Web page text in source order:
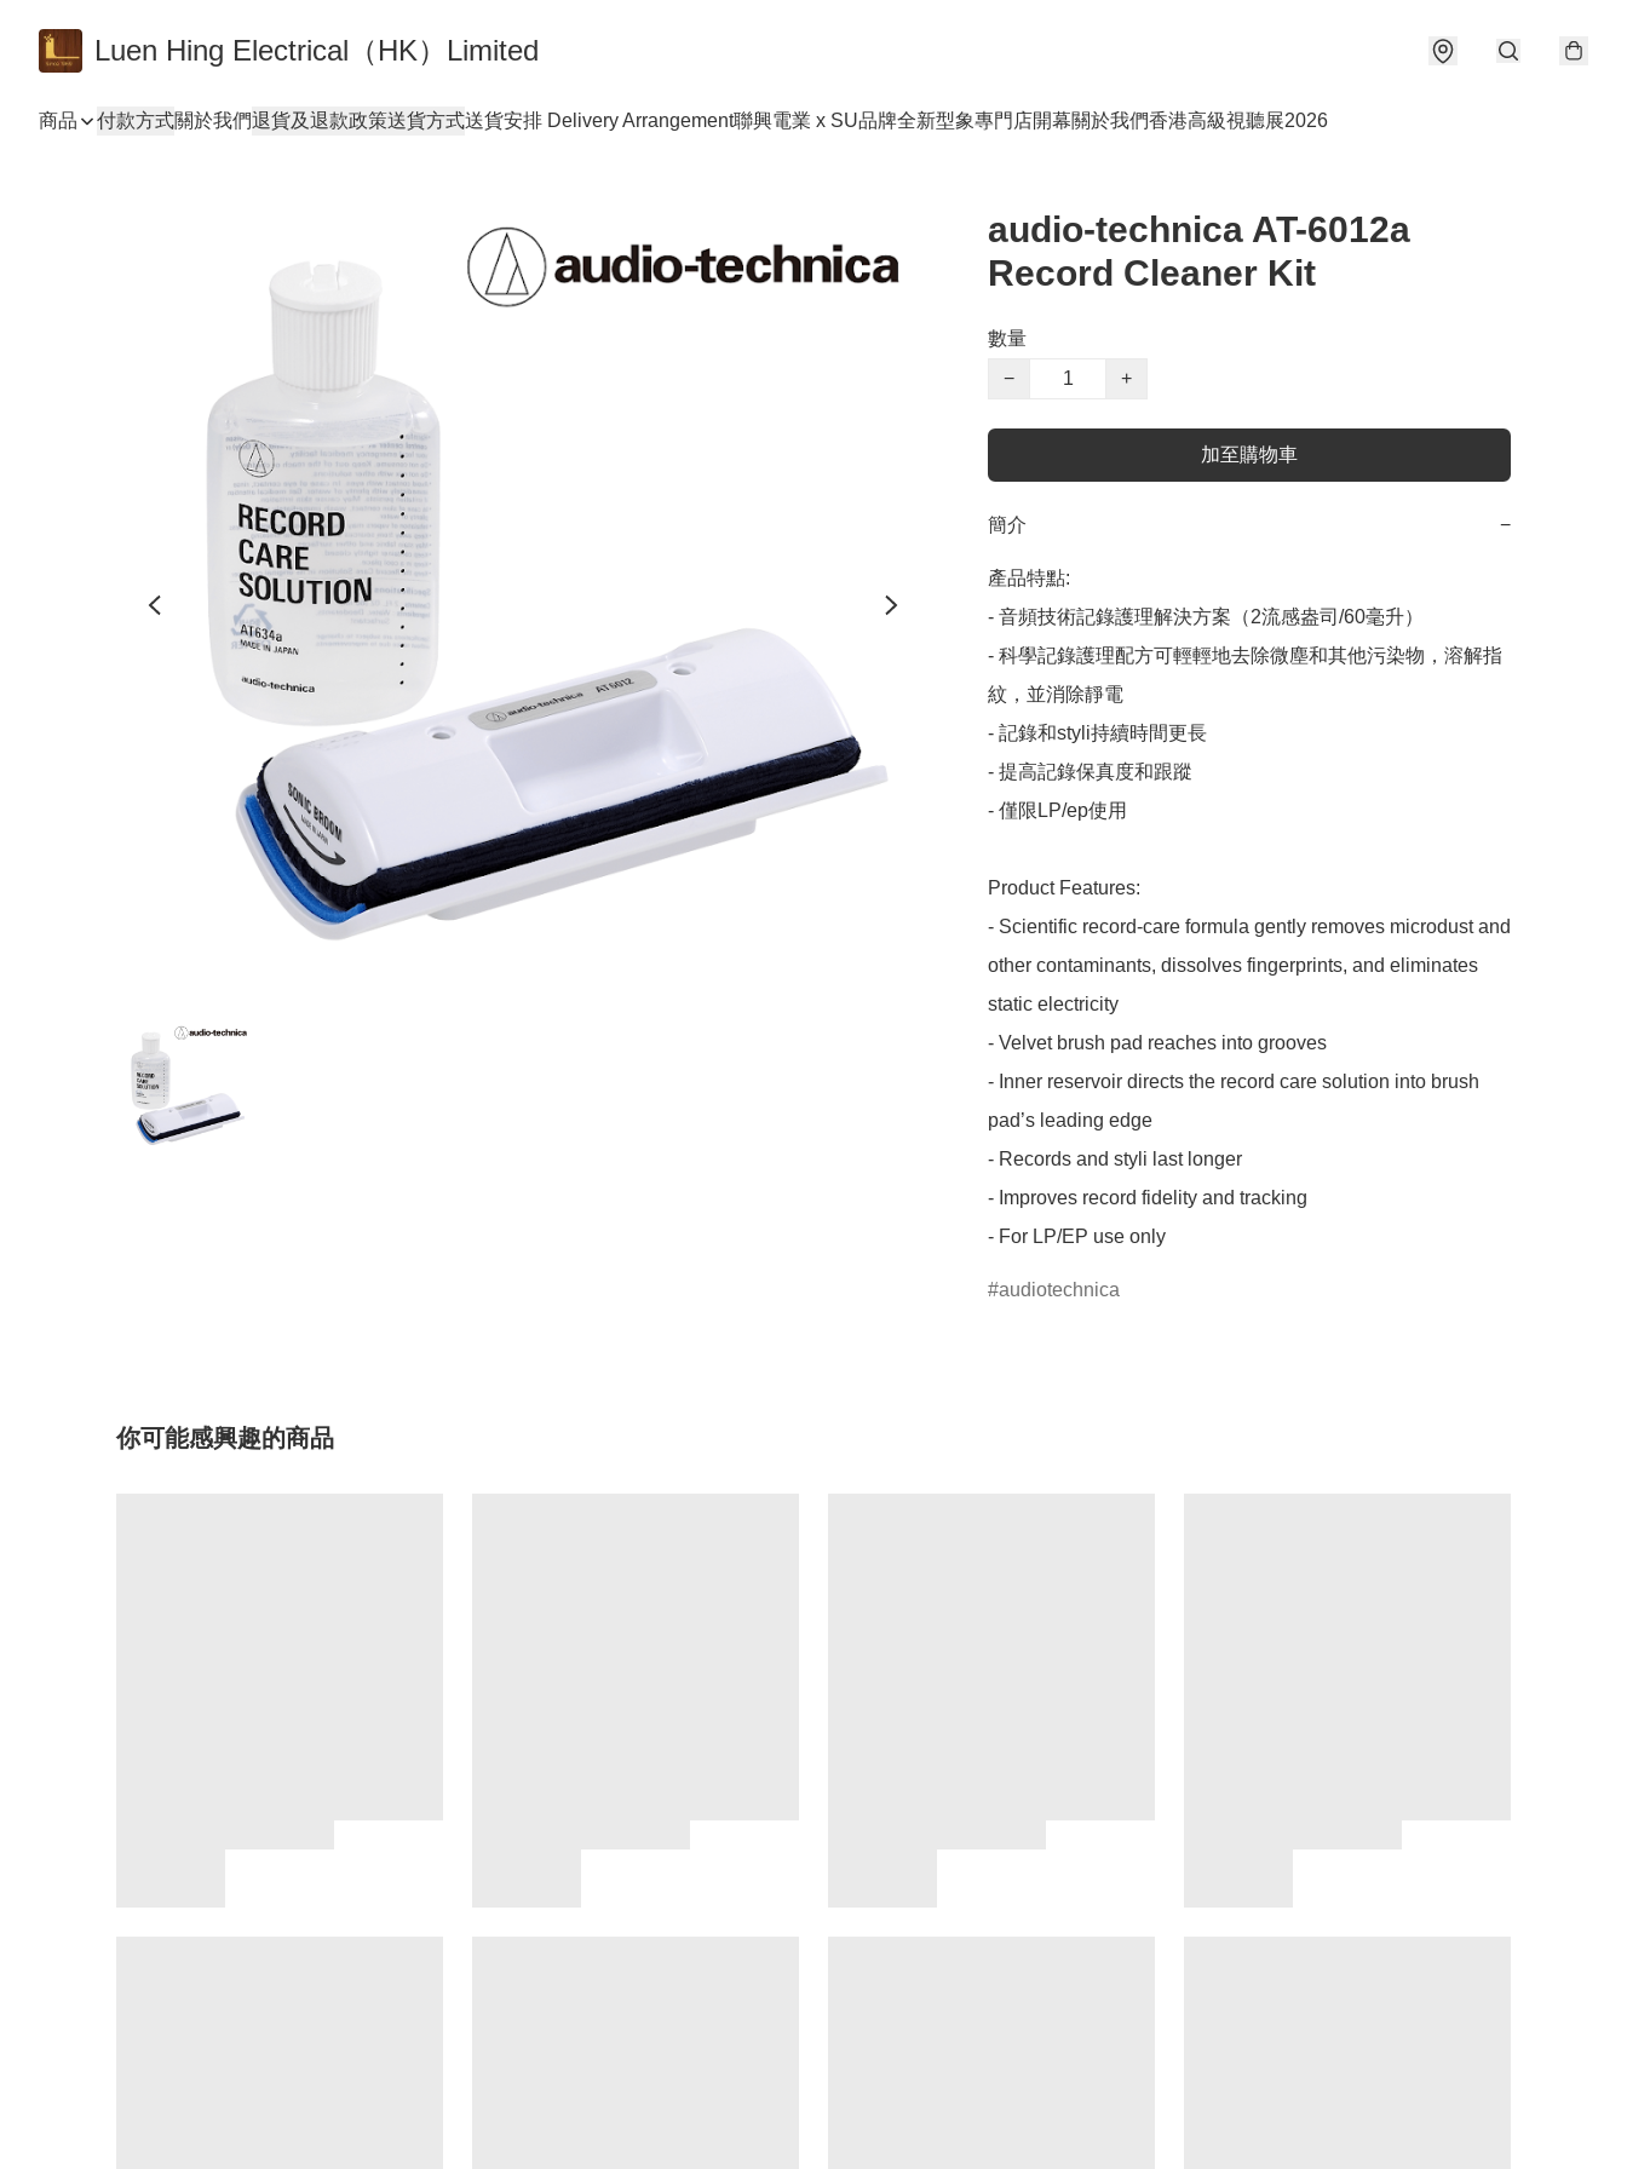
Luen Hing Electrical（HK）Limited
商品 付款方式關於我們退貨及退款政策送貨方式送貨安排 Delivery Arrangement聯興電業 x SU品牌全新型象專門店開幕關於我們香港高級視聽展2026
audio-technica AT-6012a
Record Cleaner Kit
數量
−
+
加至購物車
簡介 −
產品特點:
- 音頻技術記錄護理解決方案（2流感盎司/60毫升）
- 科學記錄護理配方可輕輕地去除微塵和其他污染物，溶解指
紋，並消除靜電
- 記錄和styli持續時間更長
- 提高記錄保真度和跟蹤
- 僅限LP/ep使用
Product Features:
- Scientific record-care formula gently removes microdust and
other contaminants, dissolves fingerprints, and eliminates
static electricity
- Velvet brush pad reaches into grooves
- Inner reservoir directs the record care solution into brush
pad’s leading edge
- Records and styli last longer
- Improves record fidelity and tracking
- For LP/EP use only
audiotechnica
你可能感興趣的商品